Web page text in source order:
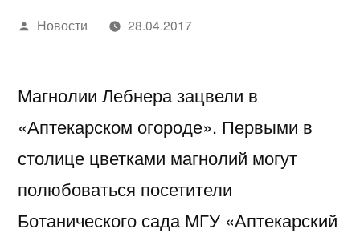
Написано
Новости 28.04.2017
Магнолии Лебнера зацвели в
«Аптекарском огороде». Первыми в
столице цветками магнолий могут
полюбоваться посетители
Ботанического сада МГУ «Аптекарский